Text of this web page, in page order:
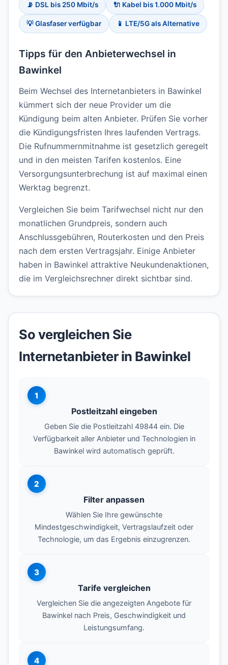
📡 DSL bis 250 Mbit/s 🔌 Kabel bis 1.000 Mbit/s
💡 Glasfaser verfügbar 📱 LTE/5G als Alternative
Tipps für den Anbieterwechsel in
Bawinkel
Beim Wechsel des Internetanbieters in Bawinkel
kümmert sich der neue Provider um die
Kündigung beim alten Anbieter. Prüfen Sie vorher
die Kündigungsfristen Ihres laufenden Vertrags.
Die Rufnummernmitnahme ist gesetzlich geregelt
und in den meisten Tarifen kostenlos. Eine
Versorgungsunterbrechung ist auf maximal einen
Werktag begrenzt.
Vergleichen Sie beim Tarifwechsel nicht nur den
monatlichen Grundpreis, sondern auch
Anschlussgebühren, Routerkosten und den Preis
nach dem ersten Vertragsjahr. Einige Anbieter
haben in Bawinkel attraktive Neukundenaktionen,
die im Vergleichsrechner direkt sichtbar sind.
So vergleichen Sie
Internetanbieter in Bawinkel
1
Postleitzahl eingeben
Geben Sie die Postleitzahl 49844 ein. Die
Verfügbarkeit aller Anbieter und Technologien in
Bawinkel wird automatisch geprüft.
2
Filter anpassen
Wählen Sie Ihre gewünschte
Mindestgeschwindigkeit, Vertragslaufzeit oder
Technologie, um das Ergebnis einzugrenzen.
3
Tarife vergleichen
Vergleichen Sie die angezeigten Angebote für
Bawinkel nach Preis, Geschwindigkeit und
Leistungsumfang.
4